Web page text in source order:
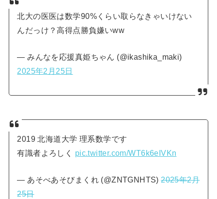
北大の医医は数学90%くらい取らなきゃいけない
んだっけ？高得点勝負嫌いww
— みんなを応援真姫ちゃん (@ikashika_maki)
2025年2月25日
2019 北海道大学 理系数学です
有識者よろしく pic.twitter.com/WT6k6eIVKn
— あそべあそびまくれ (@ZNTGNHTS)2025年2月
25日